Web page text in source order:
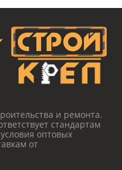
и ремонта.
стандартам
оптовых
от